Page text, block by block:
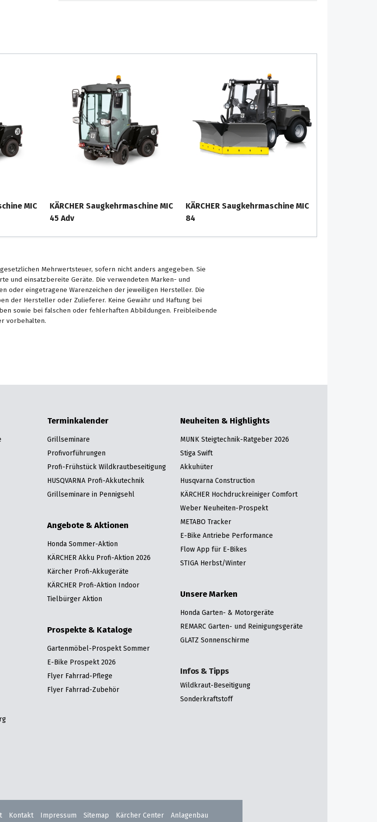
MIC
KÄRCHER Saugkehrmaschine MIC
45 Adv
KÄRCHER Saugkehrmaschine MIC
84
Mehrwertsteuer, sofern nicht anders angegeben. Sie
und einsatzbereite Geräte. Die verwendeten Marken- und
oder eingetragene Warenzeichen der jeweiligen Hersteller. Die
der Hersteller oder Zulieferer. Keine Gewähr und Haftung bei
sowie bei falschen oder fehlerhaften Abbildungen. Freibleibende
vorbehalten.
Terminkalender
Grillseminare
Profivorführungen
Profi-Frühstück Wildkrautbeseitigung
HUSQVARNA Profi-Akkutechnik
Grillseminare in Pennigsehl
Angebote & Aktionen
Honda Sommer-Aktion
KÄRCHER Akku Profi-Aktion 2026
Kärcher Profi-Akkugeräte
KÄRCHER Profi-Aktion Indoor
Tielbürger Aktion
Prospekte & Kataloge
Gartenmöbel-Prospekt Sommer
E-Bike Prospekt 2026
Flyer Fahrrad-Pflege
Flyer Fahrrad-Zubehör
Neuheiten & Highlights
MUNK Steigtechnik-Ratgeber 2026
Stiga Swift
Akkuhüter
Husqvarna Construction
KÄRCHER Hochdruckreiniger Comfort
Weber Neuheiten-Prospekt
METABO Tracker
E-Bike Antriebe Performance
Flow App für E-Bikes
STIGA Herbst/Winter
Unsere Marken
Honda Garten- & Motorgeräte
REMARC Garten- und Reinigungsgeräte
GLATZ Sonnenschirme
Infos & Tipps
Wildkraut-Beseitigung
Sonderkraftstoff
Kontakt Impressum Sitemap Kärcher Center Anlagenbau